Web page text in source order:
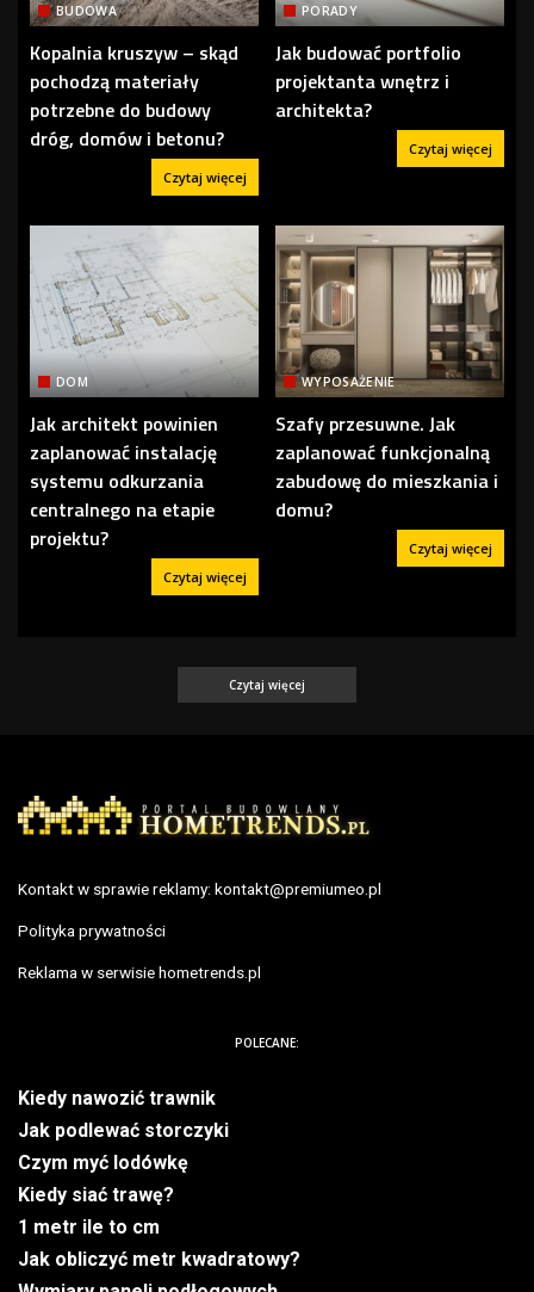
BUDOWA
Kopalnia kruszyw – skąd
pochodzą materiały
potrzebne do budowy
dróg, domów i betonu?
Czytaj więcej
PORADY
Jak budować portfolio
projektanta wnętrz i
architekta?
Czytaj więcej
DOM
Jak architekt powinien
zaplanować instalację
systemu odkurzania
centralnego na etapie
projektu?
Czytaj więcej
WYPOSAŻENIE
Szafy przesuwne. Jak
zaplanować funkcjonalną
zabudowę do mieszkania i
domu?
Czytaj więcej
Czytaj więcej
Kontakt w sprawie reklamy: kontakt@premiumeo.pl
Polityka prywatności
Reklama w serwisie hometrends.pl
POLECANE:
Kiedy nawozić trawnik
Jak podlewać storczyki
Czym myć lodówkę
Kiedy siać trawę?
1 metr ile to cm
Jak obliczyć metr kwadratowy?